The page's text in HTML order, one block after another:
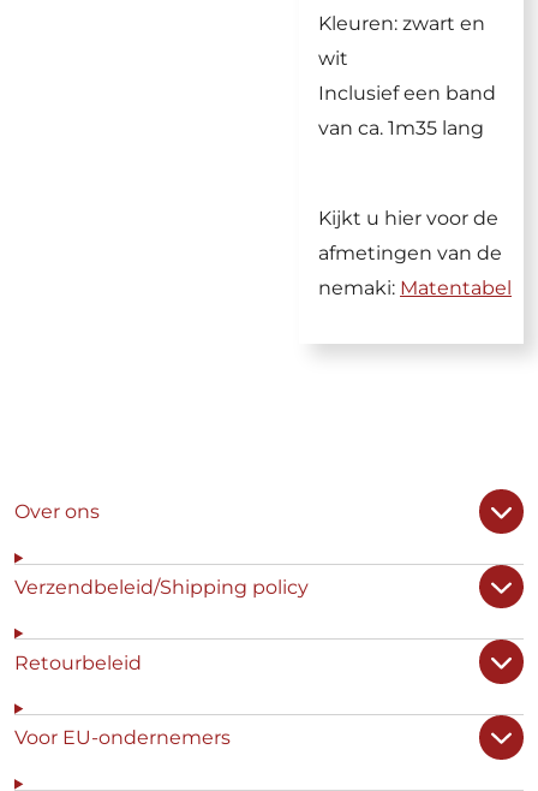
Kleuren: zwart en
wit
Inclusief een band
van ca. 1m35 lang
Kijkt u hier voor de
afmetingen van de
nemaki: Matentabel
Over ons
Verzendbeleid/Shipping policy
Retourbeleid
Voor EU-ondernemers